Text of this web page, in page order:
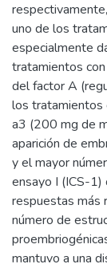
uno de los
especialmente
tratamientos
del factor A
los tratamientos
a3 (200 mg de
aparición de
y el mayor
ensayo I (ICS-1)
respuestas más
número de
mantuvo a una